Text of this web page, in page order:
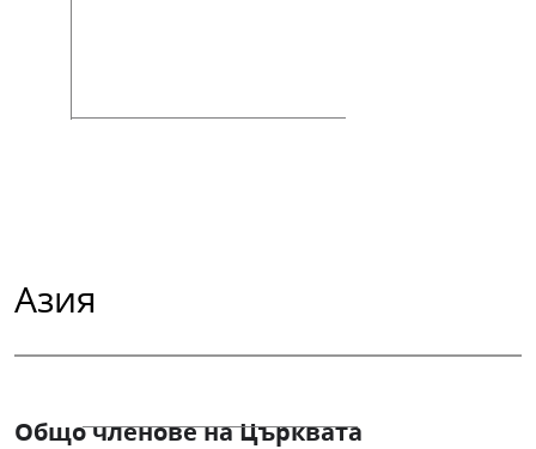
Азия
Общо членове на Църквата